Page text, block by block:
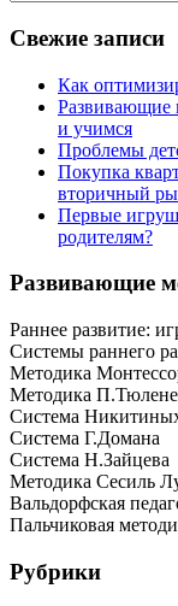
Свежие записи
Как
Развивающие
и учимся
Проблемы
Покупка
вторичный
Первые
родителям?
Развивающие
Раннее развитие:
Системы раннего
Методика
Методика
Система
Система Г.Домана
Система Н.Зайцева
Методика Сесиль
Вальдорфская
Пальчиковая
Рубрики